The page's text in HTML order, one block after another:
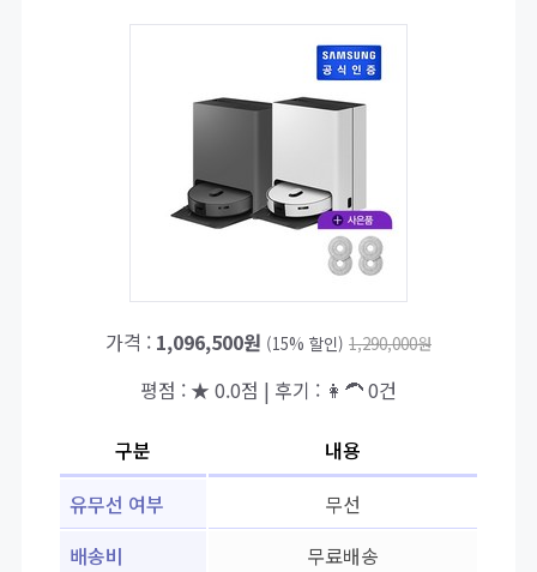
가격 : 1,096,500원 (15% 할인) 1,290,000원
평점 : ★ 0.0점 | 후기 : 👩‍🦱 0건
구분
내용
유무선 여부
무선
배송비
무료배송